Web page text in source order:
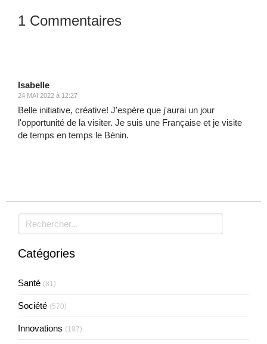
1 Commentaires
Isabelle
24 MAI 2022 à 12:27
Belle initiative, créative! J'espère que j'aurai un jour
l'opportunité de la visiter. Je suis une Française et je visite
de temps en temps le Bénin.
Rechercher
Catégories
Santé (81)
Société (570)
Innovations (197)